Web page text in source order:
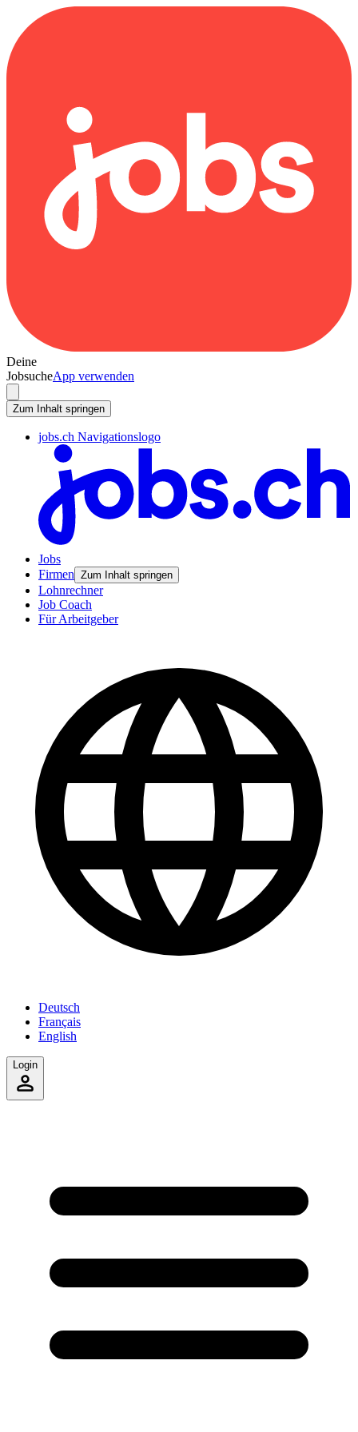
Deine
JobsucheApp verwenden
Zum Inhalt springen
jobs.ch Navigationslogo
Jobs
Firmen Zum Inhalt springen
Lohnrechner
Job Coach
Für Arbeitgeber
Deutsch
Français
English
Login